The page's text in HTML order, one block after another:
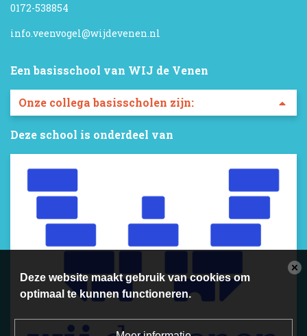
0172-538854
info.veenvogel@wijdevenen.nl
Een basisschool van WIJ de Venen
Deze school is onderdeel van
Deze website maakt gebruik van cookies om
optimaal te kunnen functioneren.